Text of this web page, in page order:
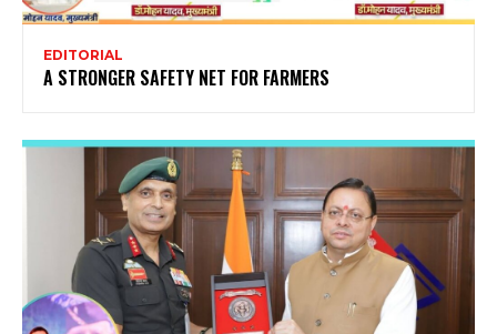
EDITORIAL
A STRONGER SAFETY NET FOR FARMERS